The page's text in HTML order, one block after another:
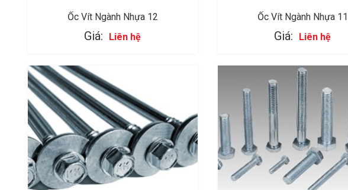
Ốc Vít Ngành Nhựa 12
Giá: Liên hệ
Ốc Vít Ngành Nhựa 11
Giá: Liên hệ